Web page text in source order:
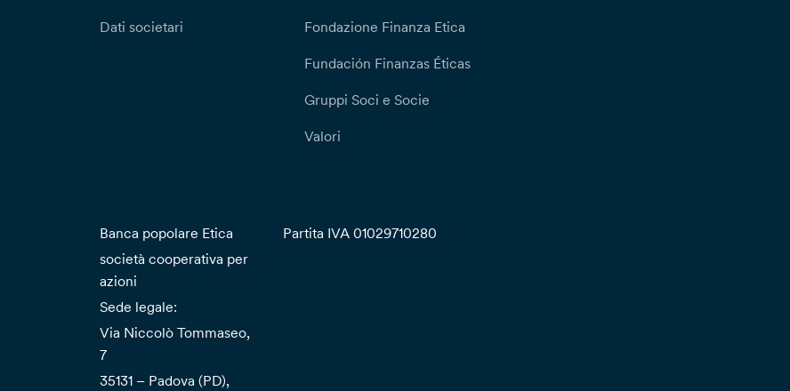
Dati societari Fondazione Finanza Etica
Fundación Finanzas Éticas
Gruppi Soci e Socie
Valori
Banca popolare Etica
società cooperativa per
azioni
Sede legale:
Via Niccolò Tommaseo,
7
35131 – Padova (PD),
Partita IVA 01029710280